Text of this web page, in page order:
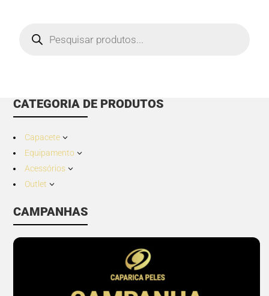
search
CATEGORIA DE PRODUTOS
Capacete 3
Equipamento 3
Acessórios 3
Outlet 3
CAMPANHAS